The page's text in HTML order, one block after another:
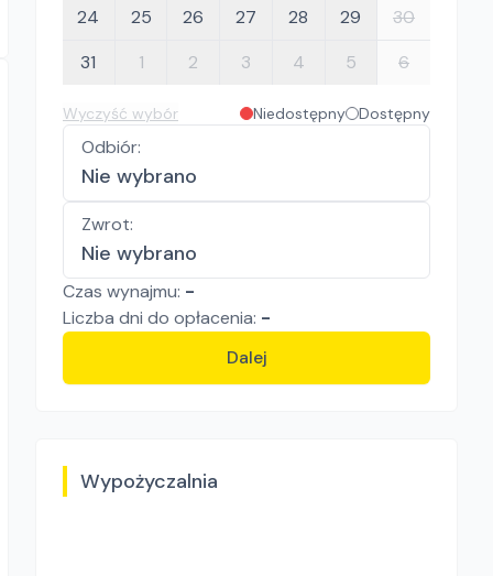
24
25 26 27 28 29
30
31
1 2 3 4 5 6
Wyczyść wybór Niedostępny Dostępny
Odbiór:
Nie wybrano
Zwrot:
Nie wybrano
Czas wynajmu: -
Liczba dni do opłacenia: -
Dalej
Wypożyczalnia